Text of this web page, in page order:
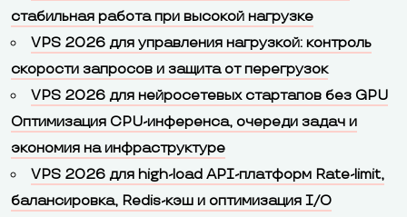
стабильная работа при высокой нагрузке
VPS 2026 для управления нагрузкой: контроль
скорости запросов и защита от перегрузок
VPS 2026 для нейросетевых стартапов без GPU
Оптимизация CPU-инференса, очереди задач и
экономия на инфраструктуре
VPS 2026 для high-load API-платформ Rate-limit,
балансировка, Redis-кэш и оптимизация I/O